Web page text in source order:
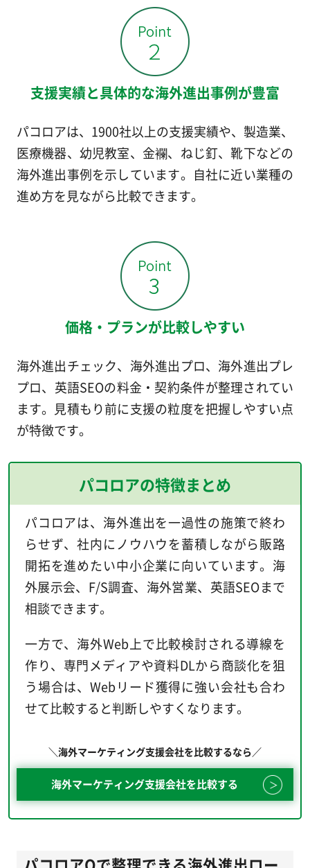
支援実績と具体的な海外進出事例が豊富
パコロアは、1900社以上の支援実績や、製造業、
医療機器、幼児教室、金襴、ねじ釘、靴下などの
海外進出事例を示しています。自社に近い業種の
進め方を見ながら比較できます。
価格・プランが比較しやすい
海外進出チェック、海外進出プロ、海外進出プレ
プロ、英語SEOの料金・契約条件が整理されてい
ます。見積もり前に支援の粒度を把握しやすい点
が特徴です。
パコロアの特徴まとめ
パコロアは、海外進出を一過性の施策で終わ
らせず、社内にノウハウを蓄積しながら販路
開拓を進めたい中小企業に向いています。海
外展示会、F/S調査、海外営業、英語SEOまで
相談できます。
一方で、海外Web上で比較検討される導線を
作り、専門メディアや資料DLから商談化を狙
う場合は、Webリード獲得に強い会社も合わ
せて比較すると判断しやすくなります。
＼海外マーケティング支援会社を比較するなら／
海外マーケティング支援会社を比較する